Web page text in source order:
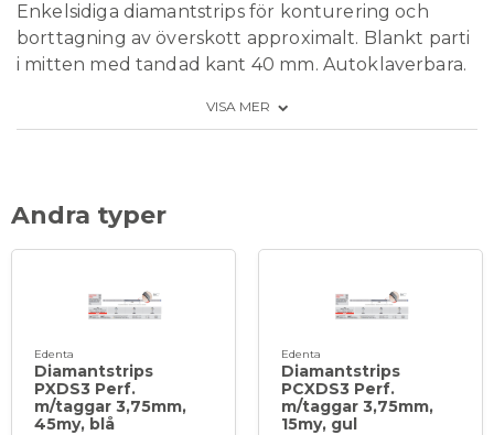
Enkelsidiga diamantstrips för konturering och
borttagning av överskott approximalt. Blankt parti
i mitten med tandad kant 40 mm. Autoklaverbara.
VISA MER
Andra typer
Edenta
Diamantstrips
PXDS3 Perf.
m/taggar 3,75mm,
45my, blå
Edenta
Diamantstrips
PCXDS3 Perf.
m/taggar 3,75mm,
15my, gul